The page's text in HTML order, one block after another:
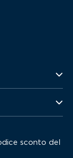
sconto del